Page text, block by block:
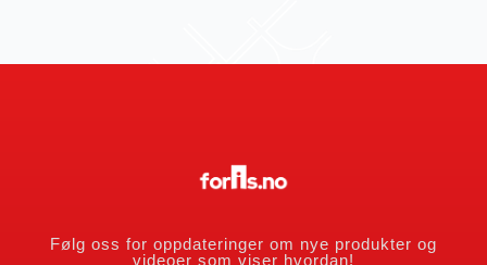
Følg oss for oppdateringer om nye produkter og
videoer som viser hvordan!